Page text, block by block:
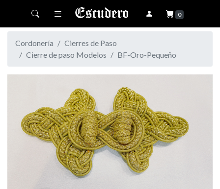
Toggle navigation 0
Cordonería
Cierres de Paso
Cierre de paso Modelos
BF-Oro-Pequeño